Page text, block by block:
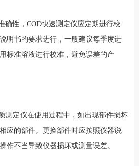
确性，COD快速测定仪应定期进行校
明书的要求进行，一般建议每季度进
标准溶液进行校准，避免误差的产
测定仪在使用过程中，如出现部件损坏
应的部件。更换部件时应按照仪器说
作不当导致仪器损坏或测量误差。